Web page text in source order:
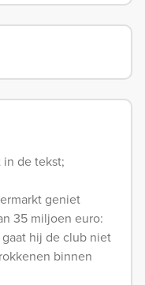
de tekst;
geniet
35 miljoen euro:
hij de club niet
binnen